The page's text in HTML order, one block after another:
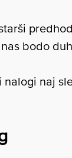
bodo
nalogi naj